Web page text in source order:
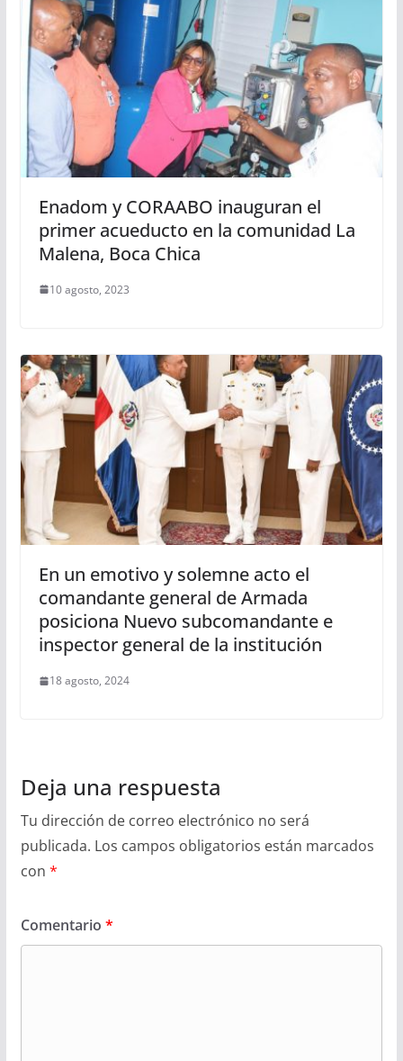
Enadom y CORAABO inauguran el
primer acueducto en la comunidad La
Malena, Boca Chica
10 agosto, 2023
En un emotivo y solemne acto el
comandante general de Armada
posiciona Nuevo subcomandante e
inspector general de la institución
18 agosto, 2024
Deja una respuesta
Tu dirección de correo electrónico no será
publicada. Los campos obligatorios están marcados
con *
Comentario *